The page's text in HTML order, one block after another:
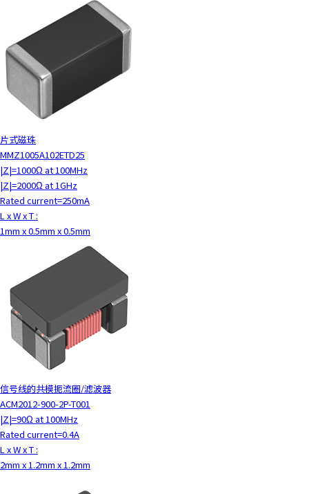
片式磁珠
MMZ1005A102ETD25
|Z|=1000Ω at 100MHz
|Z|=2000Ω at 1GHz
Rated current=250mA
L x W x T :
1mm x 0.5mm x 0.5mm
信号线的共模扼流圈/滤波器
ACM2012-900-2P-T001
|Z|=90Ω at 100MHz
Rated current=0.4A
L x W x T :
2mm x 1.2mm x 1.2mm